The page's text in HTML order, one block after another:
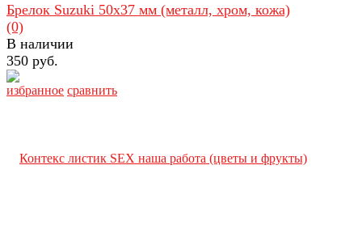
избранное сравнить
Брелок Suzuki 50х37 мм (металл, хром, кожа)
(0)
В наличии
350 руб.